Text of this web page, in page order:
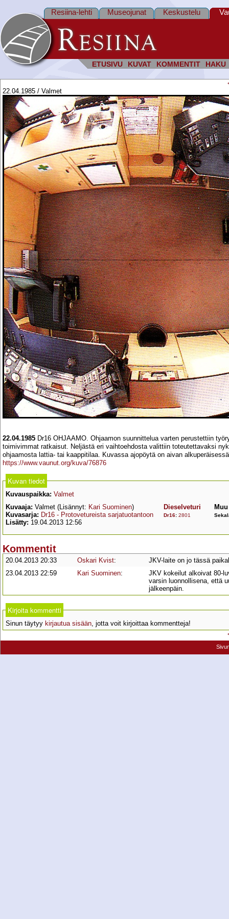
ETUSIVU KUVAT KOMMENTIT HAKU
Resiina-lehti Museojunat Keskustelu
22.04.1985 / Valmet
22.04.1985 Dr16 OHJAAMO. Ohjaamon suunnittelua varten perustettiin
toimivimmat ratkaisut. Neljästä eri vaihtoehdosta valittiin toteutettavaksi
ohjaamosta lattia- tai kaappitilaa. Kuvassa ajopöytä on aivan
https://www.vaunut.org/kuva/76876
Kuvan tiedot
Kuvauspaikka: Valmet
Kuvaaja: Valmet (Lisännyt: Kari Suominen)
Kuvasarja: Dr16 - Protovetureista sarjatuotantoon
Lisätty: 19.04.2013 12:56
Dieselveturi
Dr16: 2801
Kommentit
20.04.2013 20:33 Oskari Kvist:
JKV-laite on jo tässä
23.04.2013 22:59
Kari Suominen:
JKV kokeilut alkoivat 80-
varsin luonnollisena, että
jälkeenpäin.
Kirjoita kommentti
Sinun täytyy kirjautua sisään, jotta voit kirjoittaa kommentteja!